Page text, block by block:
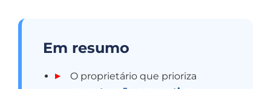
Em resumo
O proprietário que prioriza